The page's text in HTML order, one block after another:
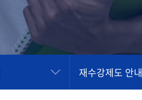
재수강제도 안내